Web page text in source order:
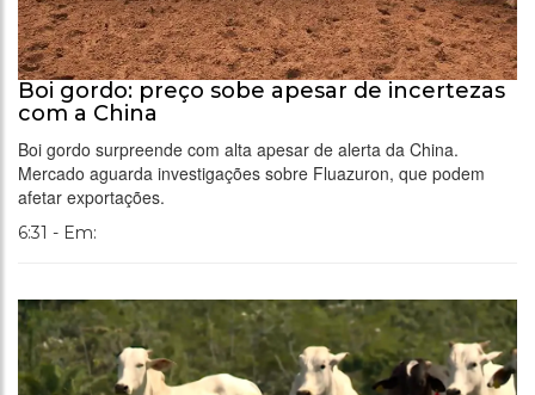
Boi gordo: preço sobe apesar de incertezas
com a China
Boi gordo surpreende com alta apesar de alerta da China.
Mercado aguarda investigações sobre Fluazuron, que podem
afetar exportações.
6:31 - Em: